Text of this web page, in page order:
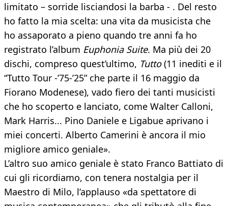
limitato – sorride lisciandosi la barba - . Del resto
ho fatto la mia scelta: una vita da musicista che
ho assaporato a pieno quando tre anni fa ho
registrato l’album Euphonia Suite. Ma più dei 20
dischi, compreso quest’ultimo, Tutto(11 inediti e il
“Tutto Tour -’75-’25” che parte il 16 maggio da
Fiorano Modenese), vado fiero dei tanti musicisti
che ho scoperto e lanciato, come Walter Calloni,
Mark Harris... Pino Daniele e Ligabue aprivano i
miei concerti. Alberto Camerini è ancora il mio
migliore amico geniale».
L’altro suo amico geniale è stato Franco Battiato di
cui gli ricordiamo, con tenera nostalgia per il
Maestro di Milo, l’applauso «da spettatore di